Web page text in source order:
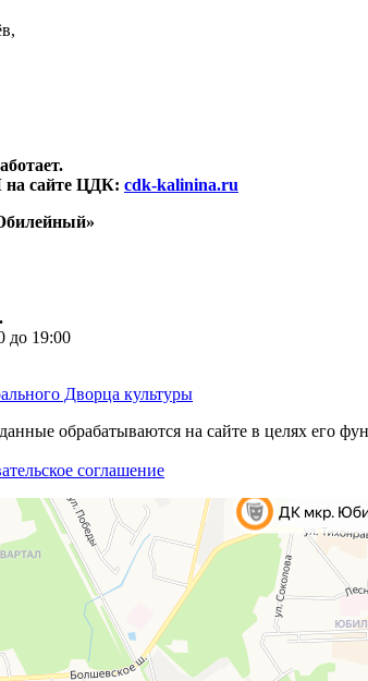
сайте ЦДК: cdk-kalinina.ru
до 19:00
Дворца культуры
обрабатываются на сайте в целях его
соглашение